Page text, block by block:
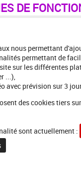
DE
nous permettant
permettant de
sur les différentes
...),
avec prévision sur 3
des cookies tiers
sont actuellement :